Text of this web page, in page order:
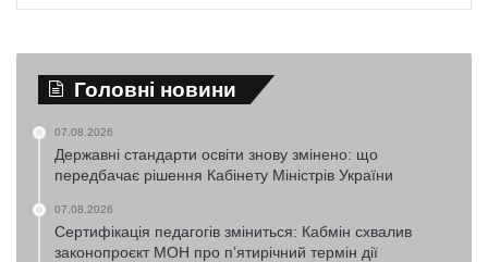
Головні новини
07.08.2026
Державні стандарти освіти знову змінено: що
передбачає рішення Кабінету Міністрів України
07.08.2026
Сертифікація педагогів зміниться: Кабмін схвалив
законопроєкт МОН про п’ятирічний термін дії